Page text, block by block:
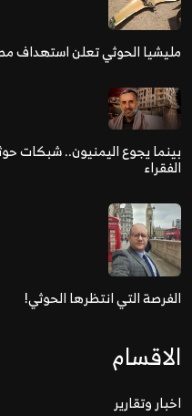
مليشيا الحوثي تعلن استهداف
بينما يجوع اليمنيون.. شبكات
الفقراء
الفرصة التي انتظرها الحوثي!
الاقسام
اخبار وتقارير